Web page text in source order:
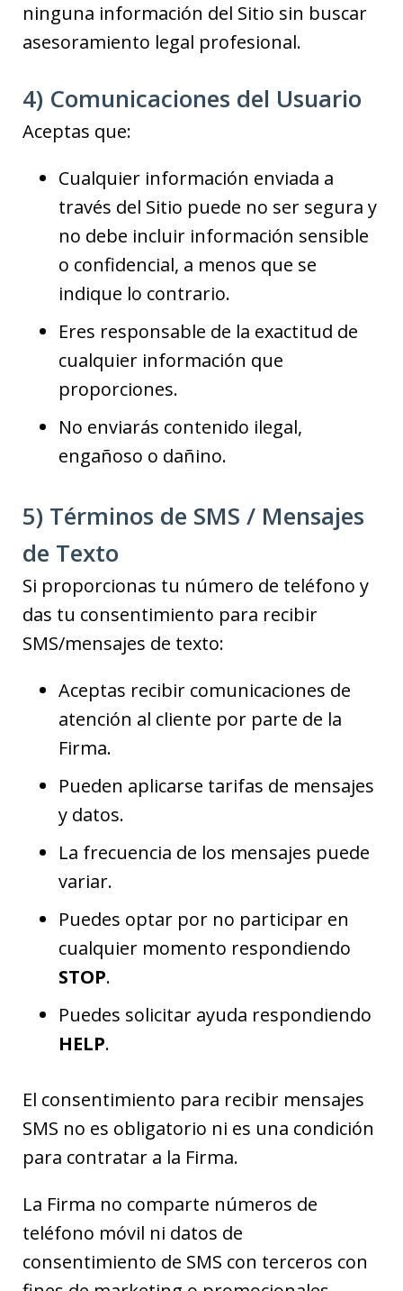
ninguna información del Sitio sin buscar
asesoramiento legal profesional.
4) Comunicaciones del Usuario
Aceptas que:
Cualquier información enviada a
través del Sitio puede no ser segura y
no debe incluir información sensible
o confidencial, a menos que se
indique lo contrario.
Eres responsable de la exactitud de
cualquier información que
proporciones.
No enviarás contenido ilegal,
engañoso o dañino.
5) Términos de SMS / Mensajes
de Texto
Si proporcionas tu número de teléfono y
das tu consentimiento para recibir
SMS/mensajes de texto:
Aceptas recibir comunicaciones de
atención al cliente por parte de la
Firma.
Pueden aplicarse tarifas de mensajes
y datos.
La frecuencia de los mensajes puede
variar.
Puedes optar por no participar en
cualquier momento respondiendo
STOP.
Puedes solicitar ayuda respondiendo
HELP.
El consentimiento para recibir mensajes
SMS no es obligatorio ni es una condición
para contratar a la Firma.
La Firma no comparte números de
teléfono móvil ni datos de
consentimiento de SMS con terceros con